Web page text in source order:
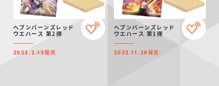
仮面ライダーシリー
ズ
ガンダムシリーズ アンパンマン たまご
にふぉるめーしょん
＆スクエアシール
ポケモンスケールワ
ールド
ヘブンバーンズレッド
ウエハース 第2弾
2023.2.13発売
ヘブンバーンズレッド
ウエハース 第1弾
2022.11.28発売